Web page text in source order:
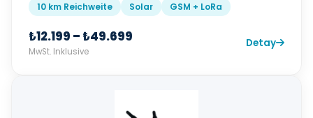
10 km Reichweite Solar GSM + LoRa
₺12.199 – ₺49.699
MwSt. Inklusive
Detay